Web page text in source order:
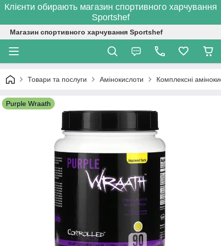
Клієнти обирають магазин спортивного харчування
Sportshef
Магазин спортивного харчування Sportshef
Товари та послуги Амінокислоти Комплексні
Purple Wraath